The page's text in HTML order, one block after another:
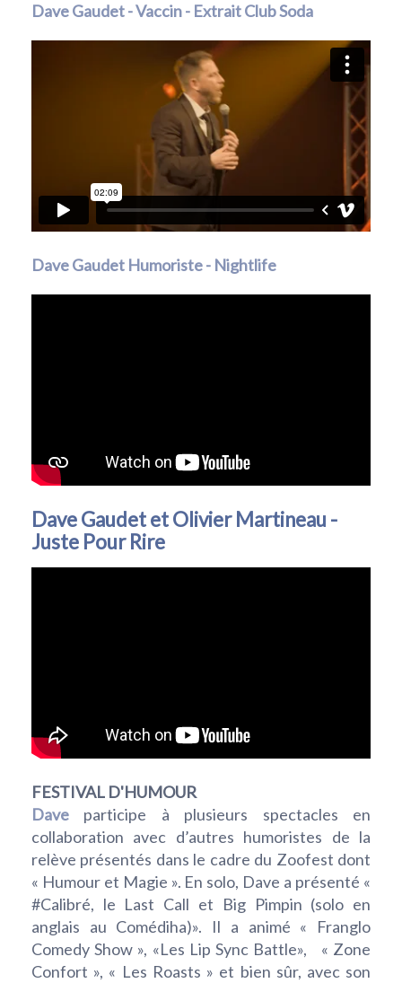
Dave Gaudet - Vaccin - Extrait Club Soda
Dave Gaudet Humoriste - Nightlife
Dave Gaudet et Olivier Martineau -
Juste Pour Rire
FESTIVAL D'HUMOUR
Daveparticipe à plusieurs spectacles en
collaboration avec d’autres humoristes de la
relève présentés dans le cadre du Zoofest dont
« Humour et Magie ». En solo, Dave a présenté «
#Calibré, le Last Call et Big Pimpin (solo en
anglais au Comédiha)». Il a animé « Franglo
Comedy Show », «Les Lip Sync Battle», « Zone
Confort », « Les Roasts » et bien sûr, avec son